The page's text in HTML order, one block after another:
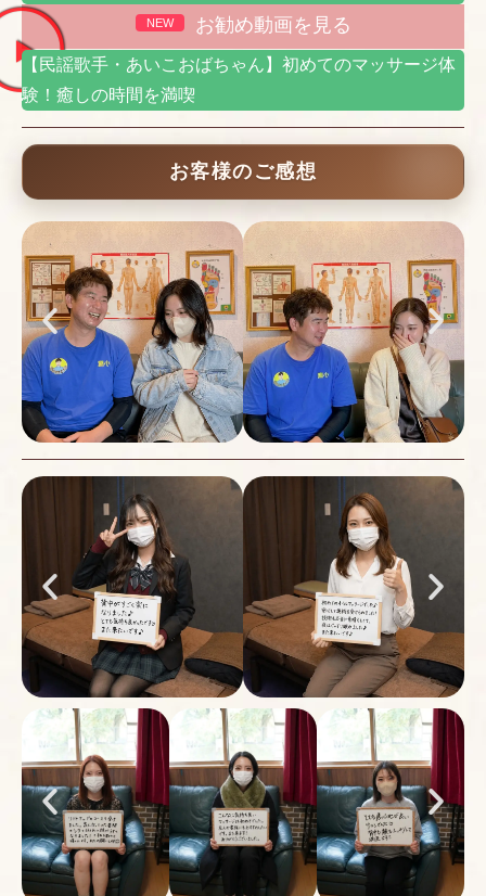
NEW お勧め動画を見る
【民謡歌手・あいこおばちゃん】初めてのマッサージ体
験！癒しの時間を満喫
お客様のご感想